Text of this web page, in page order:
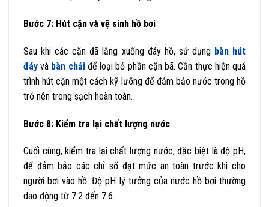
Bước 7: Hút cặn và vệ sinh hồ bơi
Sau khi các cặn đã lắng xuống đáy hồ, sử dụng bàn hút
đáy và bàn chảiđể loại bỏ phần cặn bã. Cần thực hiện quá
trình hút cặn một cách kỹ lưỡng để đảm bảo nước trong hồ
trở nên trong sạch hoàn toàn.
Bước 8: Kiểm tra lại chất lượng nước
Cuối cùng, kiểm tra lại chất lượng nước, đặc biệt là độ pH,
để đảm bảo các chỉ số đạt mức an toàn trước khi cho
người bơi vào hồ. Độ pH lý tưởng của nước hồ bơi thường
dao động từ 7.2 đến 7.6.